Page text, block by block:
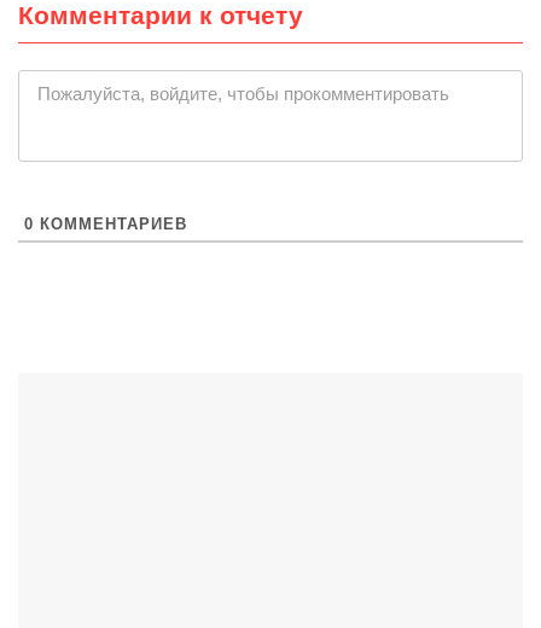
Комментарии к отчету
Пожалуйста, войдите, чтобы прокомментировать
0 КОММЕНТАРИЕВ